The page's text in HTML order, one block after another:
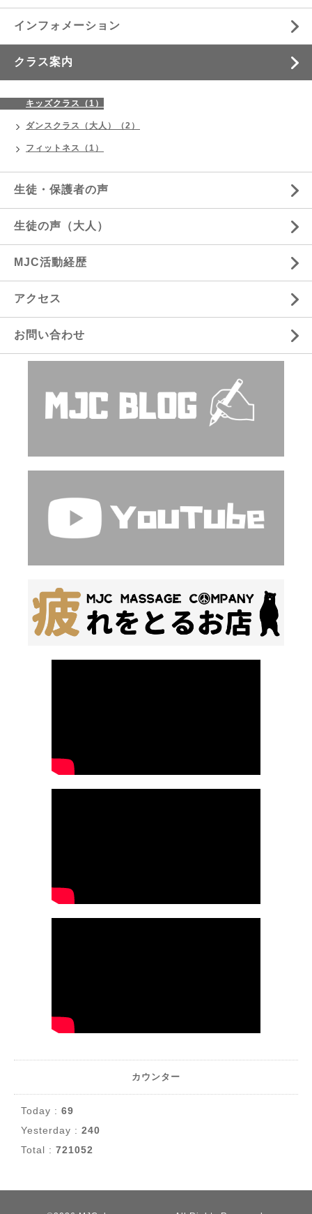
インフォメーション
クラス案内
キッズクラス（1）
ダンスクラス（大人）（2）
フィットネス（1）
生徒・保護者の声
生徒の声（大人）
MJC活動経歴
アクセス
お問い合わせ
カウンター
Today : 69
Yesterday : 240
Total : 721052